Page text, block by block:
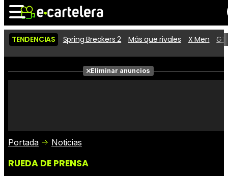
Noticias Cartelera
Películas
Críticas
TENDENCIAS Spring Breakers 2 Más que rivales X Men
Eliminar anuncios
Portada Noticias
RUEDA DE PRENSA